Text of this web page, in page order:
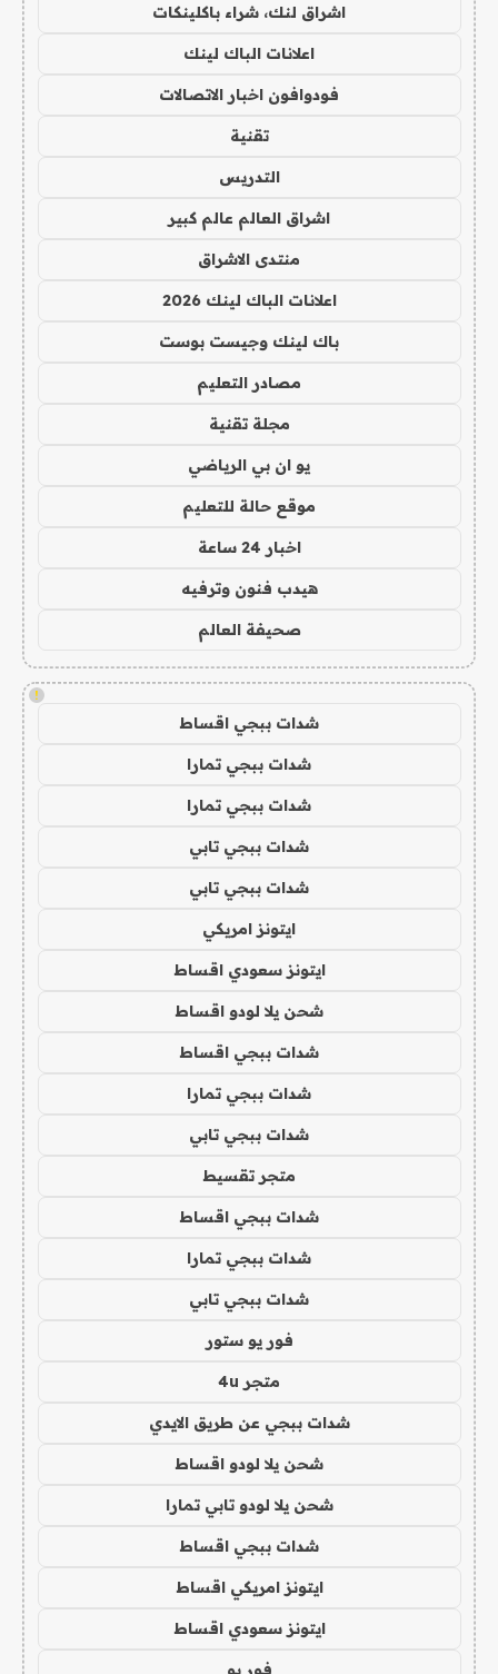
اشراق لنك، شراء باكلينكات
اعلانات الباك لينك
فودوافون اخبار الاتصالات
تقنية
التدريس
اشراق العالم عالم كبير
منتدى الاشراق
اعلانات الباك لينك 2026
باك لينك وجيست بوست
مصادر التعليم
مجلة تقنية
يو ان بي الرياضي
موقع حالة للتعليم
اخبار 24 ساعة
هيدب فنون وترفيه
صحيفة العالم
!
شدات ببجي اقساط
شدات ببجي تمارا
شدات ببجي تمارا
شدات ببجي تابي
شدات ببجي تابي
ايتونز امريكي
ايتونز سعودي اقساط
شحن يلا لودو اقساط
شدات ببجي اقساط
شدات ببجي تمارا
شدات ببجي تابي
متجر تقسيط
شدات ببجي اقساط
شدات ببجي تمارا
شدات ببجي تابي
فور يو ستور
متجر 4u
شدات ببجي عن طريق الايدي
شحن يلا لودو اقساط
شحن يلا لودو تابي تمارا
شدات ببجي اقساط
ايتونز امريكي اقساط
ايتونز سعودي اقساط
فور يو